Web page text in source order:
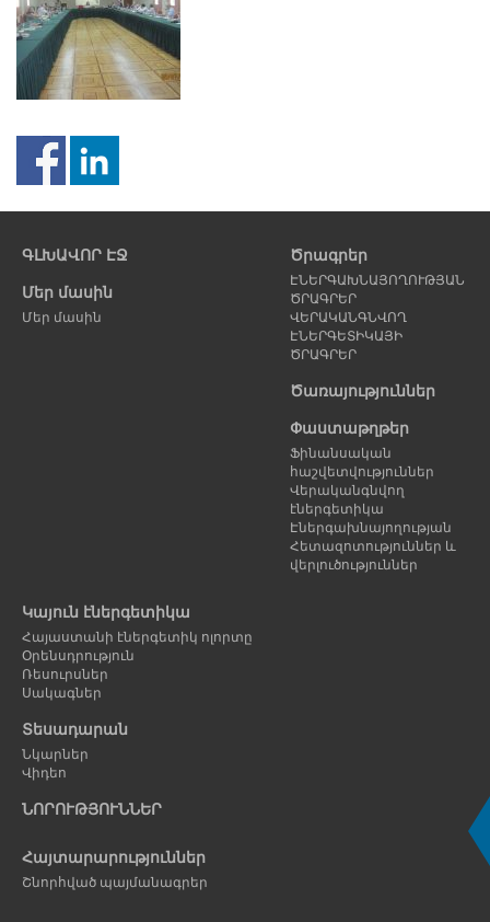
էջ
ԳԼԽԱՎՈՐ ԷՋ
Մեր մասին
Մեր մասին
Ծրագրեր
ԷՆԵՐԳԱԽՆԱՅՈՂՈՒԹՅԱՆ
ԾՐԱԳՐԵՐ
ՎԵՐԱԿԱՆԳՆՎՈՂ
ԷՆԵՐԳԵՏԻԿԱՅԻ
ԾՐԱԳՐԵՐ
Ծառայություններ
Փաստաթղթեր
Ֆինանսական
հաշվետվություններ
Վերականգնվող
էներգետիկա
Էներգախնայողության
Հետազոտություններ և
վերլուծություններ
Կայուն էներգետիկա
Հայաստանի էներգետիկ ոլորտը
Օրենսդրություն
Ռեսուրսներ
Սակագներ
Տեսադարան
Նկարներ
Վիդեո
ՆՈՐՈՒԹՅՈՒՆՆԵՐ
Հայտարարություններ
Շնորհված պայմանագրեր